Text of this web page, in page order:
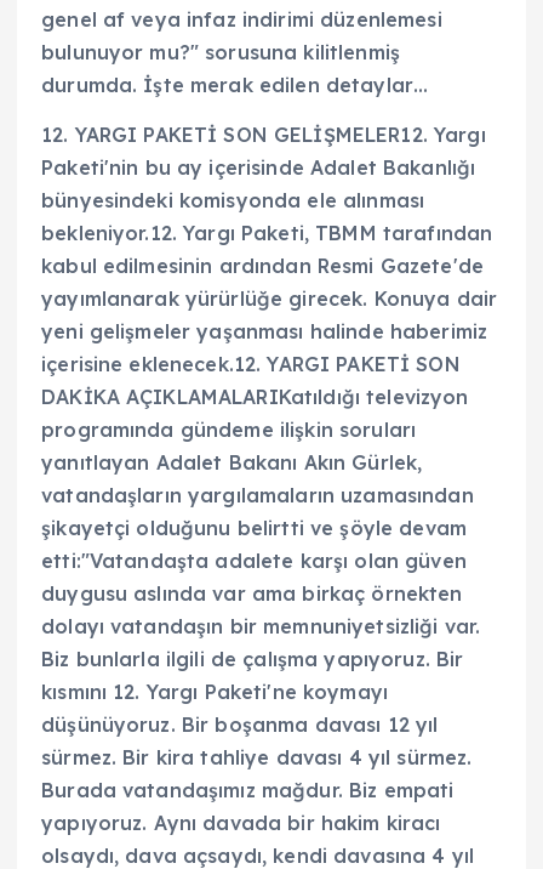
genel af veya infaz indirimi düzenlemesi
bulunuyor mu?" sorusuna kilitlenmiş
durumda. İşte merak edilen detaylar…
12. YARGI PAKETİ SON GELİŞMELER12. Yargı
Paketi'nin bu ay içerisinde Adalet Bakanlığı
bünyesindeki komisyonda ele alınması
bekleniyor.12. Yargı Paketi, TBMM tarafından
kabul edilmesinin ardından Resmi Gazete'de
yayımlanarak yürürlüğe girecek. Konuya dair
yeni gelişmeler yaşanması halinde haberimiz
içerisine eklenecek.12. YARGI PAKETİ SON
DAKİKA AÇIKLAMALARIKatıldığı televizyon
programında gündeme ilişkin soruları
yanıtlayan Adalet Bakanı Akın Gürlek,
vatandaşların yargılamaların uzamasından
şikayetçi olduğunu belirtti ve şöyle devam
etti:"Vatandaşta adalete karşı olan güven
duygusu aslında var ama birkaç örnekten
dolayı vatandaşın bir memnuniyetsizliği var.
Biz bunlarla ilgili de çalışma yapıyoruz. Bir
kısmını 12. Yargı Paketi'ne koymayı
düşünüyoruz. Bir boşanma davası 12 yıl
sürmez. Bir kira tahliye davası 4 yıl sürmez.
Burada vatandaşımız mağdur. Biz empati
yapıyoruz. Aynı davada bir hakim kiracı
olsaydı, dava açsaydı, kendi davasına 4 yıl